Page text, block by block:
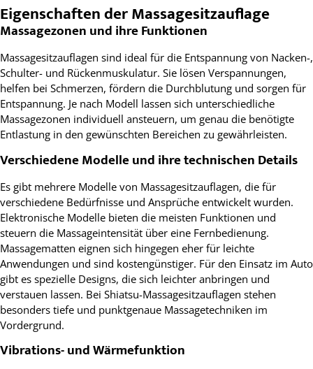
Eigenschaften der Massagesitzauflage
Massagezonen und ihre Funktionen
Massagesitzauflagen sind ideal für die Entspannung von Nacken-,
Schulter- und Rückenmuskulatur. Sie lösen Verspannungen,
helfen bei Schmerzen, fördern die Durchblutung und sorgen für
Entspannung. Je nach Modell lassen sich unterschiedliche
Massagezonen individuell ansteuern, um genau die benötigte
Entlastung in den gewünschten Bereichen zu gewährleisten.
Verschiedene Modelle und ihre technischen Details
Es gibt mehrere Modelle von Massagesitzauflagen, die für
verschiedene Bedürfnisse und Ansprüche entwickelt wurden.
Elektronische Modelle bieten die meisten Funktionen und
steuern die Massageintensität über eine Fernbedienung.
Massagematten eignen sich hingegen eher für leichte
Anwendungen und sind kostengünstiger. Für den Einsatz im Auto
gibt es spezielle Designs, die sich leichter anbringen und
verstauen lassen. Bei Shiatsu-Massagesitzauflagen stehen
besonders tiefe und punktgenaue Massagetechniken im
Vordergrund.
Vibrations- und Wärmefunktion